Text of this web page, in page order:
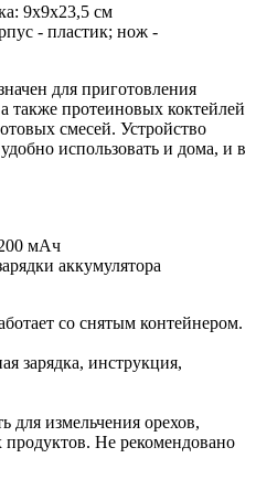
9х9х23,5 см
- пластик; нож -
для приготовления
протеиновых коктейлей
смесей. Устройство
использовать и дома, и в
мАч
аккумулятора
со снятым контейнером.
зарядка, инструкция,
для измельчения орехов,
продуктов. Не рекомендовано